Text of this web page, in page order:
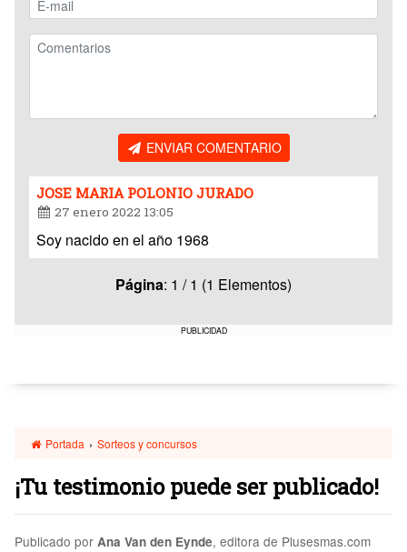
ENVIAR COMENTARIO
JOSE MARIA POLONIO JURADO
27 enero 2022 13:05
Soy nacido en el año 1968
Página: 1 / 1 (1 Elementos)
PUBLICIDAD
Portada › Sorteos y concursos
¡Tu testimonio puede ser publicado!
Publicado por Ana Van den Eynde, editora de Plusesmas.com